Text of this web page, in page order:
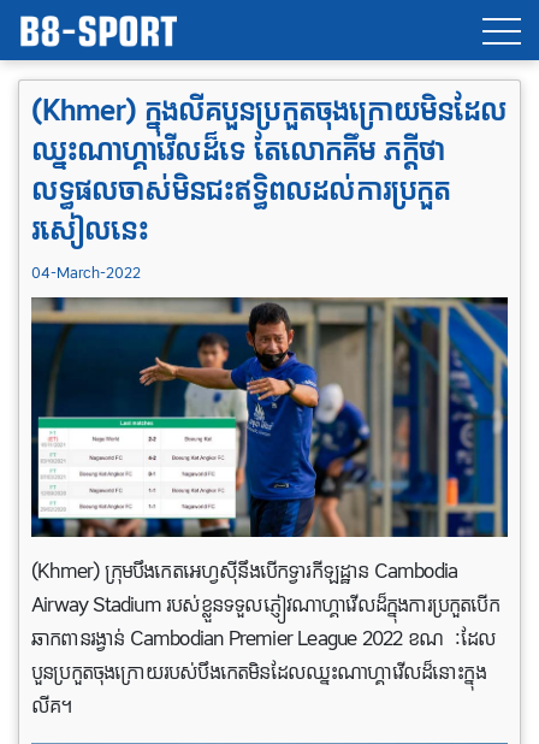
(Khmer) ក្នុងលីគបួនប្រកួតចុងក្រោយមិន​ដែល
ឈ្នះណាហ្គាវើលដ៏ទេ តែ​លោក​គឹម ភក្ដីថា
លទ្ធផលចាស់មិនជះឥទ្ធិពលដល់​ការ​ប្រកួត
រសៀលនេះ
04-March-2022
(Khmer) ក្រុម​បឹង​កេត​អេហ្វស៊ី​នឹង​បើក​ទ្វារកីឡដ្ឋាន Cambodia
Airway Stadium របស់ខ្លួន​ទទួលភ្ញៀវណាហ្គាវើលដ៏ក្នុងការ​ប្រកួត​បើក​
ឆាក​ពាន​រង្វាន់ Cambodian Premier League 2022 ខណ​ៈដែល​
បួន​ប្រកួត​ចុងក្រោយ​របស់​បឹង​កេត​មិន​ដែល​ឈ្នះណាហ្គាវើលដ៏​នោះ​ក្នុង​
លីគ។